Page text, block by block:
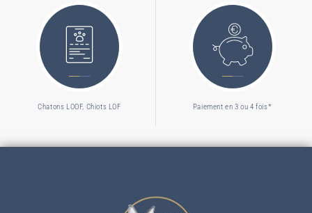
Chatons LOOF, Chiots LOF Paiement en 3 ou 4 fois*